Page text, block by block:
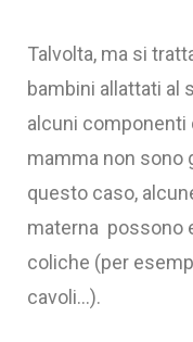
Talvolta, ma si
bambini allattati al
alcuni componenti
mamma non sono
questo caso,
materna possono
coliche (per
cavoli…).‍